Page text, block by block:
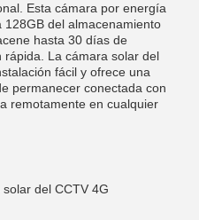
Esta cámara por energía
del almacenamiento
hasta 30 días de
La cámara solar del
fácil y ofrece una
permanecer conectada con
remotamente en cualquier
del CCTV 4G